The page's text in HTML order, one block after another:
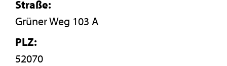
Straße:
Grüner Weg 103 A
PLZ:
52070